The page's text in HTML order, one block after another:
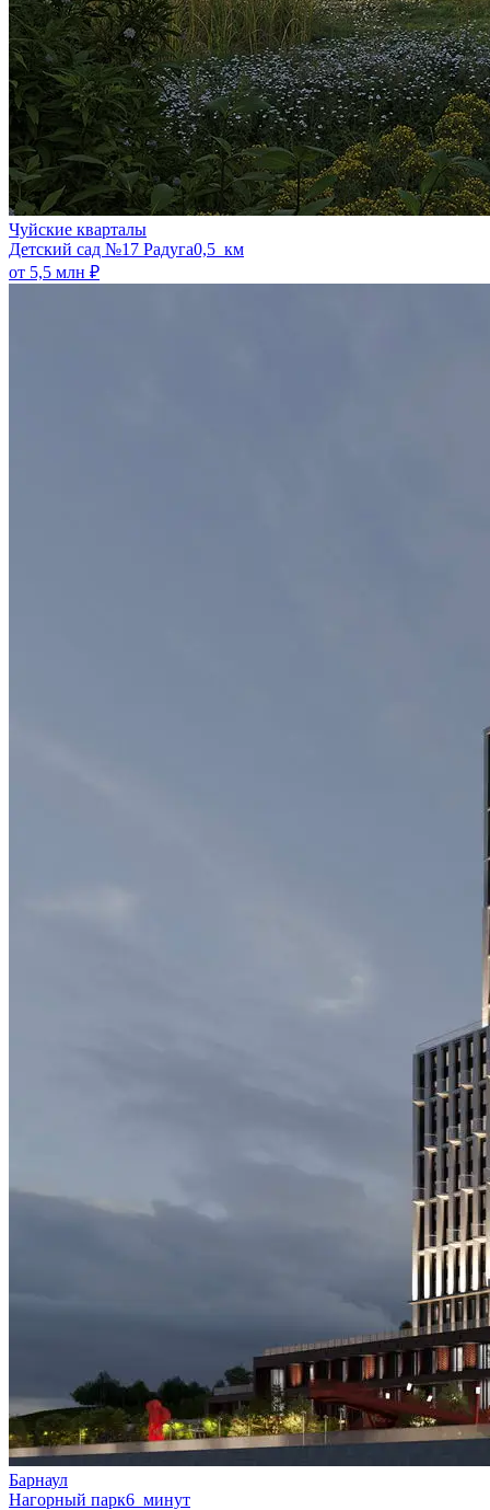
Чуйские кварталы
​Детский сад №17 Радуга0,5 км
от 5,5 млн ₽
Барнаул
Нагорный парк6 минут